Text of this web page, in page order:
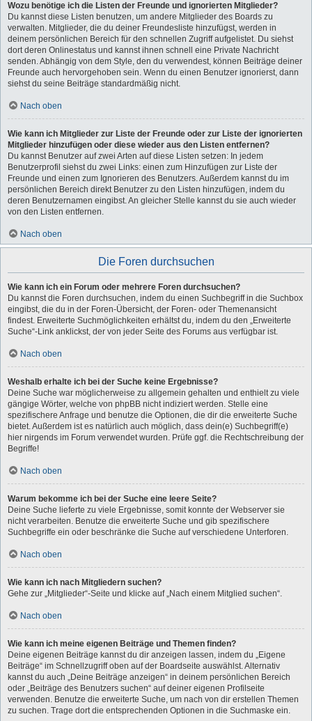
Wozu benötige ich die Listen der Freunde und ignorierten Mitglieder?
Du kannst diese Listen benutzen, um andere Mitglieder des Boards zu
verwalten. Mitglieder, die du deiner Freundesliste hinzufügst, werden in
deinem persönlichen Bereich für den schnellen Zugriff aufgelistet. Du siehst
dort deren Onlinestatus und kannst ihnen schnell eine Private Nachricht
senden. Abhängig von dem Style, den du verwendest, können Beiträge deiner
Freunde auch hervorgehoben sein. Wenn du einen Benutzer ignorierst, dann
siehst du seine Beiträge standardmäßig nicht.
Nach oben
Wie kann ich Mitglieder zur Liste der Freunde oder zur Liste der ignorierten
Mitglieder hinzufügen oder diese wieder aus den Listen entfernen?
Du kannst Benutzer auf zwei Arten auf diese Listen setzen: In jedem
Benutzerprofil siehst du zwei Links: einen zum Hinzufügen zur Liste der
Freunde und einen zum Ignorieren des Benutzers. Außerdem kannst du im
persönlichen Bereich direkt Benutzer zu den Listen hinzufügen, indem du
deren Benutzernamen eingibst. An gleicher Stelle kannst du sie auch wieder
von den Listen entfernen.
Nach oben
Die Foren durchsuchen
Wie kann ich ein Forum oder mehrere Foren durchsuchen?
Du kannst die Foren durchsuchen, indem du einen Suchbegriff in die Suchbox
eingibst, die du in der Foren-Übersicht, der Foren- oder Themenansicht
findest. Erweiterte Suchmöglichkeiten erhältst du, indem du den „Erweiterte
Suche“-Link anklickst, der von jeder Seite des Forums aus verfügbar ist.
Nach oben
Weshalb erhalte ich bei der Suche keine Ergebnisse?
Deine Suche war möglicherweise zu allgemein gehalten und enthielt zu viele
gängige Wörter, welche von phpBB nicht indiziert werden. Stelle eine
spezifischere Anfrage und benutze die Optionen, die dir die erweiterte Suche
bietet. Außerdem ist es natürlich auch möglich, dass dein(e) Suchbegriff(e)
hier nirgends im Forum verwendet wurden. Prüfe ggf. die Rechtschreibung der
Begriffe!
Nach oben
Warum bekomme ich bei der Suche eine leere Seite?
Deine Suche lieferte zu viele Ergebnisse, somit konnte der Webserver sie
nicht verarbeiten. Benutze die erweiterte Suche und gib spezifischere
Suchbegriffe ein oder beschränke die Suche auf verschiedene Unterforen.
Nach oben
Wie kann ich nach Mitgliedern suchen?
Gehe zur „Mitglieder“-Seite und klicke auf „Nach einem Mitglied suchen“.
Nach oben
Wie kann ich meine eigenen Beiträge und Themen finden?
Deine eigenen Beiträge kannst du dir anzeigen lassen, indem du „Eigene
Beiträge“ im Schnellzugriff oben auf der Boardseite auswählst. Alternativ
kannst du auch „Deine Beiträge anzeigen“ in deinem persönlichen Bereich
oder „Beiträge des Benutzers suchen“ auf deiner eigenen Profilseite
verwenden. Benutze die erweiterte Suche, um nach von dir erstellen Themen
zu suchen. Trage dort die entsprechenden Optionen in die Suchmaske ein.